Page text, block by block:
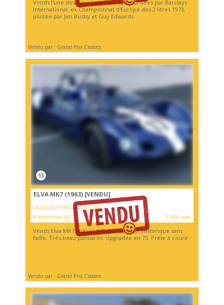
Vends l'une des deux Lola T292 sponsorisées par Barclays
International, ex Championnat d'Europe des 2 litres 1973,
pilotée par Jim Busby et Guy Edwards.
Vendu par : Grand Prix Classics
15
ELVA MK7 (1963) [VENDU]
LA JOLLA (ETATS-UNIS (USA))
8 septembre 2019
1 009 vues
Vends Elva MK7 châssis #70-017 de 1963. Historique sans
faille. Très beau palmarès. Upgradée en 7S. Prête à courir.
Vendu par : Grand Prix Classics